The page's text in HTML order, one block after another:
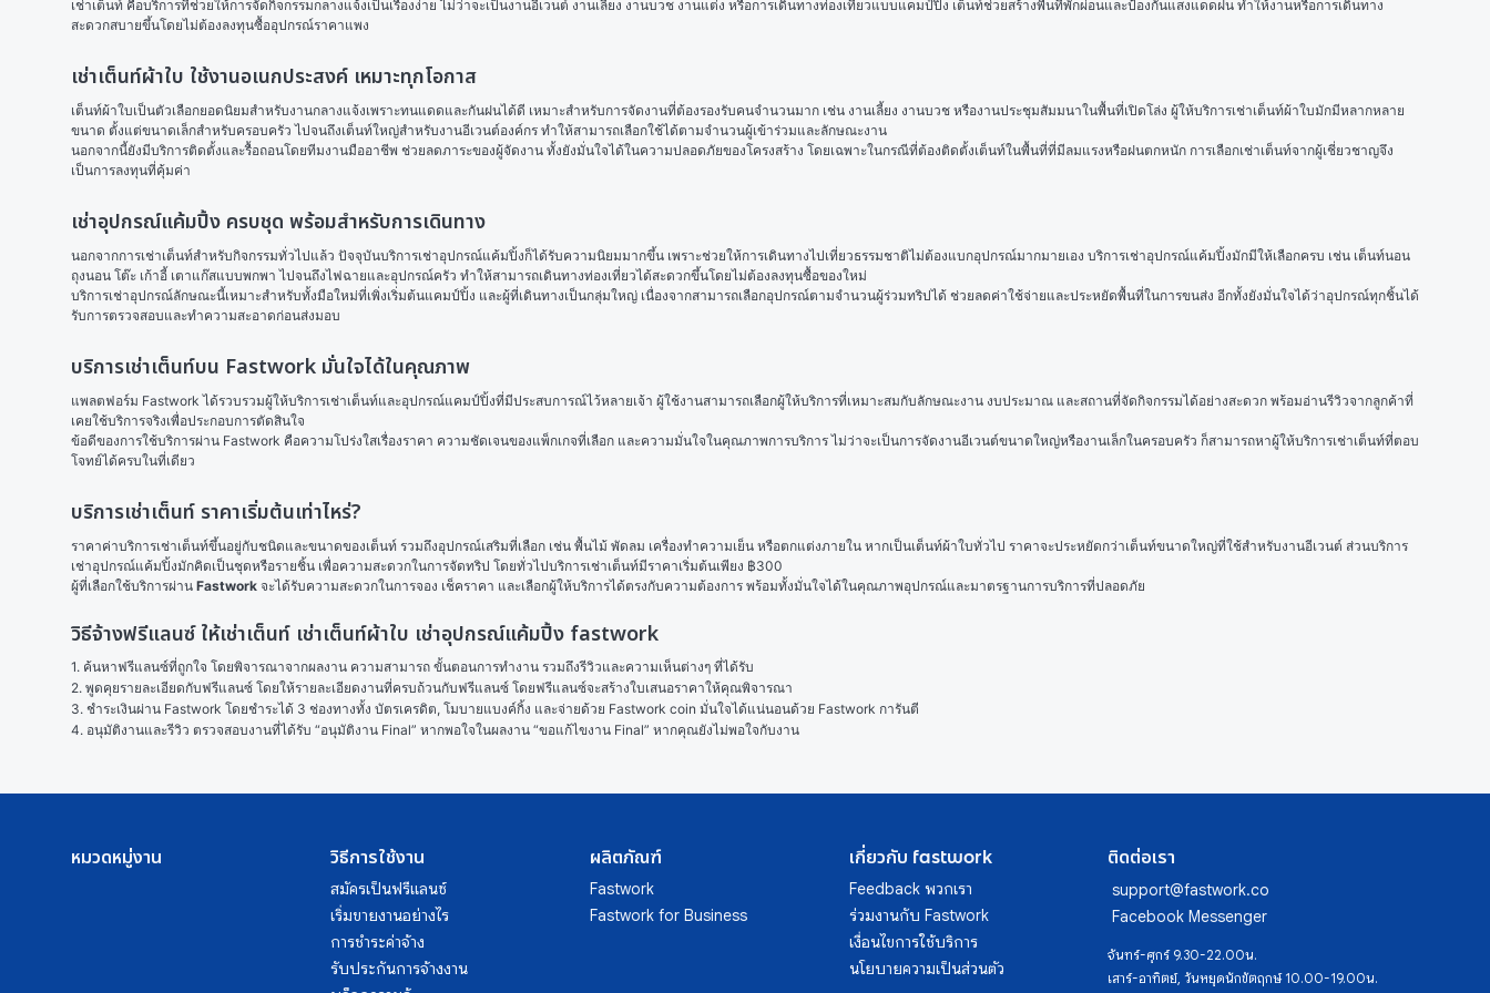
เช่าเต็นท์ คือบริการที่ช่วยให้การจัดกิจกรรมกลางแจ้งเป็นเรื่องง่าย ไม่ว่าจะเป็นงานอีเวนต์ งานเลี้ยง งานบวช งานแต่ง หรือการเดินทางท่องเที่ยวแบบแคมป์ปิ้ง เต็นท์ช่วยสร้างพื้นที่พักผ่อนและป้องกันแสงแดดฝน ทำให้งานหรือการเดินทาง
สะดวกสบายขึ้นโดยไม่ต้องลงทุนซื้ออุปกรณ์ราคาแพง
เช่าเต็นท์ผ้าใบ ใช้งานอเนกประสงค์ เหมาะทุกโอกาส
เต็นท์ผ้าใบเป็นตัวเลือกยอดนิยมสำหรับงานกลางแจ้งเพราะทนแดดและกันฝนได้ดี เหมาะสำหรับการจัดงานที่ต้องรองรับคนจำนวนมาก เช่น งานเลี้ยง งานบวช หรืองานประชุมสัมมนาในพื้นที่เปิดโล่ง ผู้ให้บริการเช่าเต็นท์ผ้าใบมักมีหลากหลาย
ขนาด ตั้งแต่ขนาดเล็กสำหรับครอบครัว ไปจนถึงเต็นท์ใหญ่สำหรับงานอีเวนต์องค์กร ทำให้สามารถเลือกใช้ได้ตามจำนวนผู้เข้าร่วมและลักษณะงาน
นอกจากนี้ยังมีบริการติดตั้งและรื้อถอนโดยทีมงานมืออาชีพ ช่วยลดภาระของผู้จัดงาน ทั้งยังมั่นใจได้ในความปลอดภัยของโครงสร้าง โดยเฉพาะในกรณีที่ต้องติดตั้งเต็นท์ในพื้นที่ที่มีลมแรงหรือฝนตกหนัก การเลือกเช่าเต็นท์จากผู้เชี่ยวชาญจึง
เป็นการลงทุนที่คุ้มค่า
เช่าอุปกรณ์แค้มปิ้ง ครบชุด พร้อมสำหรับการเดินทาง
นอกจากการเช่าเต็นท์สำหรับกิจกรรมทั่วไปแล้ว ปัจจุบันบริการเช่าอุปกรณ์แค้มปิ้งก็ได้รับความนิยมมากขึ้น เพราะช่วยให้การเดินทางไปเที่ยวธรรมชาติไม่ต้องแบกอุปกรณ์มากมายเอง บริการเช่าอุปกรณ์แค้มปิ้งมักมีให้เลือกครบ เช่น เต็นท์นอน
ถุงนอน โต๊ะ เก้าอี้ เตาแก๊สแบบพกพา ไปจนถึงไฟฉายและอุปกรณ์ครัว ทำให้สามารถเดินทางท่องเที่ยวได้สะดวกขึ้นโดยไม่ต้องลงทุนซื้อของใหม่
บริการเช่าอุปกรณ์ลักษณะนี้เหมาะสำหรับทั้งมือใหม่ที่เพิ่งเริ่มต้นแคมป์ปิ้ง และผู้ที่เดินทางเป็นกลุ่มใหญ่ เนื่องจากสามารถเลือกอุปกรณ์ตามจำนวนผู้ร่วมทริปได้ ช่วยลดค่าใช้จ่ายและประหยัดพื้นที่ในการขนส่ง อีกทั้งยังมั่นใจได้ว่าอุปกรณ์ทุกชิ้นได้
รับการตรวจสอบและทำความสะอาดก่อนส่งมอบ
บริการเช่าเต็นท์บน Fastwork มั่นใจได้ในคุณภาพ
แพลตฟอร์ม Fastwork ได้รวบรวมผู้ให้บริการเช่าเต็นท์และอุปกรณ์แคมป์ปิ้งที่มีประสบการณ์ไว้หลายเจ้า ผู้ใช้งานสามารถเลือกผู้ให้บริการที่เหมาะสมกับลักษณะงาน งบประมาณ และสถานที่จัดกิจกรรมได้อย่างสะดวก พร้อมอ่านรีวิวจากลูกค้าที่
เคยใช้บริการจริงเพื่อประกอบการตัดสินใจ
ข้อดีของการใช้บริการผ่าน Fastwork คือความโปร่งใสเรื่องราคา ความชัดเจนของแพ็กเกจที่เลือก และความมั่นใจในคุณภาพการบริการ ไม่ว่าจะเป็นการจัดงานอีเวนต์ขนาดใหญ่หรืองานเล็กในครอบครัว ก็สามารถหาผู้ให้บริการเช่าเต็นท์ที่ตอบ
โจทย์ได้ครบในที่เดียว
บริการเช่าเต็นท์ ราคาเริ่มต้นเท่าไหร่?
ราคาค่าบริการเช่าเต็นท์ขึ้นอยู่กับชนิดและขนาดของเต็นท์ รวมถึงอุปกรณ์เสริมที่เลือก เช่น พื้นไม้ พัดลม เครื่องทำความเย็น หรือตกแต่งภายใน หากเป็นเต็นท์ผ้าใบทั่วไป ราคาจะประหยัดกว่าเต็นท์ขนาดใหญ่ที่ใช้สำหรับงานอีเวนต์ ส่วนบริการ
เช่าอุปกรณ์แค้มปิ้งมักคิดเป็นชุดหรือรายชิ้น เพื่อความสะดวกในการจัดทริป โดยทั่วไปบริการเช่าเต็นท์มีราคาเริ่มต้นเพียง ฿300
ผู้ที่เลือกใช้บริการผ่าน Fastwork จะได้รับความสะดวกในการจอง เช็คราคา และเลือกผู้ให้บริการได้ตรงกับความต้องการ พร้อมทั้งมั่นใจได้ในคุณภาพอุปกรณ์และมาตรฐานการบริการที่ปลอดภัย
วิธีจ้างฟรีแลนซ์ ให้เช่าเต็นท์ เช่าเต็นท์ผ้าใบ เช่าอุปกรณ์แค้มปิ้ง fastwork
1. ค้นหาฟรีแลนซ์ที่ถูกใจ โดยพิจารณาจากผลงาน ความสามารถ ขั้นตอนการทำงาน รวมถึงรีวิวและความเห็นต่างๆ ที่ได้รับ
2. พูดคุยรายละเอียดกับฟรีแลนซ์ โดยให้รายละเอียดงานที่ครบถ้วนกับฟรีแลนซ์ โดยฟรีแลนซ์จะสร้างใบเสนอราคาให้คุณพิจารณา
3. ชำระเงินผ่าน Fastwork โดยชำระได้ 3 ช่องทางทั้ง บัตรเครดิต, โมบายแบงค์กิ้ง และจ่ายด้วย Fastwork coin มั่นใจได้แน่นอนด้วย Fastwork การันตี
4. อนุมัติงานและรีวิว ตรวจสอบงานที่ได้รับ “อนุมัติงาน Final” หากพอใจในผลงาน “ขอแก้ไขงาน Final” หากคุณยังไม่พอใจกับงาน
หมวดหมู่งาน วิธีการใช้งาน
สมัครเป็นฟรีแลนซ์
เริ่มขายงานอย่างไร
การชำระค่าจ้าง
รับประกันการจ้างงาน
ผลิตภัณฑ์
Fastwork
Fastwork for Business
เกี่ยวกับ fastwork
Feedback พวกเรา
ร่วมงานกับ Fastwork
เงื่อนไขการใช้บริการ
นโยบายความเป็นส่วนตัว
ติดต่อเรา
support@fastwork.co
Facebook Messenger
จันทร์-ศุกร์ 9.30-22.00น.
เสาร์-อาทิตย์, วันหยุดนักขัตฤกษ์ 10.00-19.00น.